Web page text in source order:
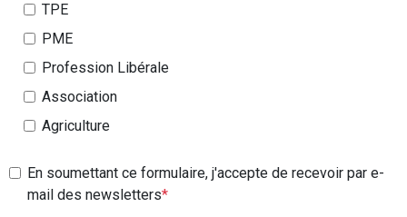
TPE
PME
Profession Libérale
Association
Agriculture
En soumettant ce formulaire, j'accepte de recevoir par e-
mail des newsletters